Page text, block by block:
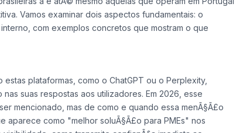
Vamos examinar dois aspectos fundamentais: o
com exemplos concretos que mostram o que
plataformas, como o ChatGPT ou o Perplexity,
suas respostas aos utilizadores. Em 2026, esse
mencionado, mas de como e quando essa menÃ§Ã£o
aparece como "melhor soluÃ§Ã£o para PMEs" nos